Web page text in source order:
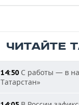
ЧИТАЙТЕ
14:50 С работы — в
Татарстан»